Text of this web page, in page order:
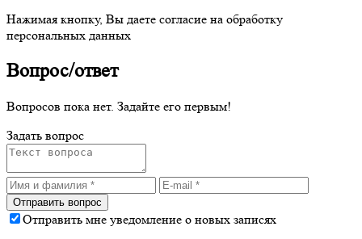
Нажимая кнопку, Вы даете согласие на обработку
персональных данных
Вопрос/ответ
Вопросов пока нет. Задайте его первым!
Задать вопрос
Отправить мне уведомление о новых записях